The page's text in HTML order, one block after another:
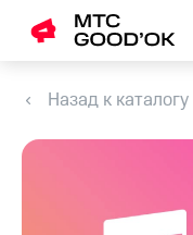
Назад к каталогу